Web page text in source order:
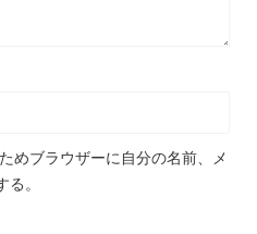
めブラウザーに自分の名前、メ
。